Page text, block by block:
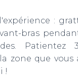
:
bras
Patientez
zone que vous
!